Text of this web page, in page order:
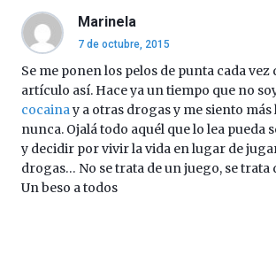
organizada
por
la
Cátedra…
Marinela
7 de octubre, 2015
Se me ponen los pelos de punta cada vez
artículo así. Hace ya un tiempo que no
cocainay a otras drogas y me siento más
nunca. Ojalá todo aquél que lo lea pueda
y decidir por vivir la vida en lugar de
drogas… No se trata de un juego, se trata
Un beso a todos